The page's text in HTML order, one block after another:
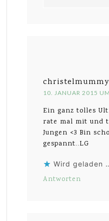
christelmummy
10. JANUAR 2015
Ein ganz tolles
rate mal mit und
Jungen <3 Bin
gespannt..LG
Wird geladen
Antworten